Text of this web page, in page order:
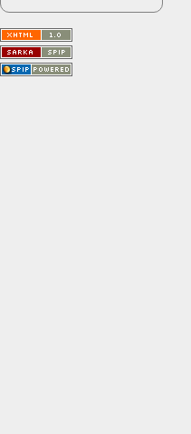
actuellement aucune prévision
Saint-Nom.
Veuillez consulter le message du
service ci-dessous.
(401 - Invalid API key. Please see
https://openweathermap.org/faq#error401